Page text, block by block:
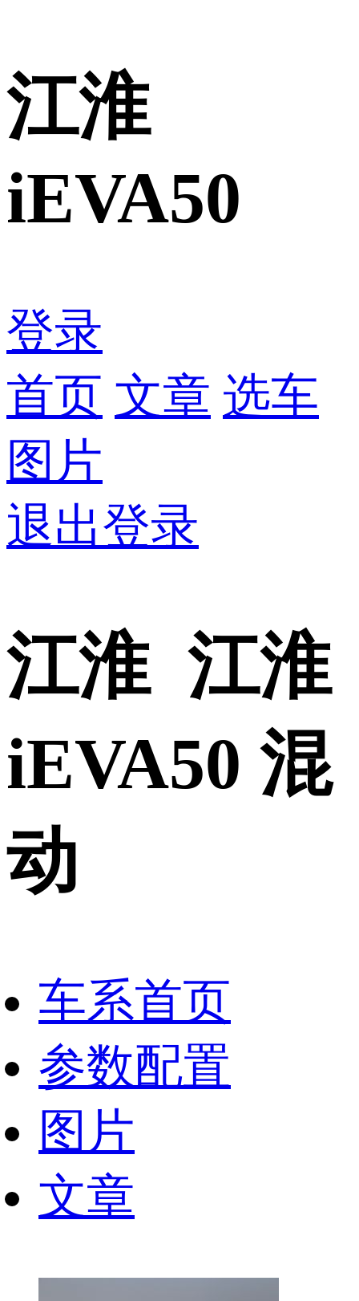
江淮
iEVA50
登录
首页 文章 选车
图片
退出登录
江淮 江淮
iEVA50 混
动
车系首页
参数配置
图片
文章